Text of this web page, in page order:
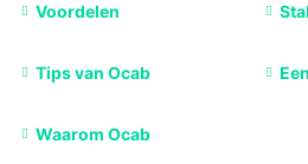
Voordelen
Tips van Ocab
Waarom Ocab